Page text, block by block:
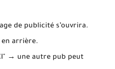
de publicité s’ouvrira.
en arrière.
→ une autre pub peut